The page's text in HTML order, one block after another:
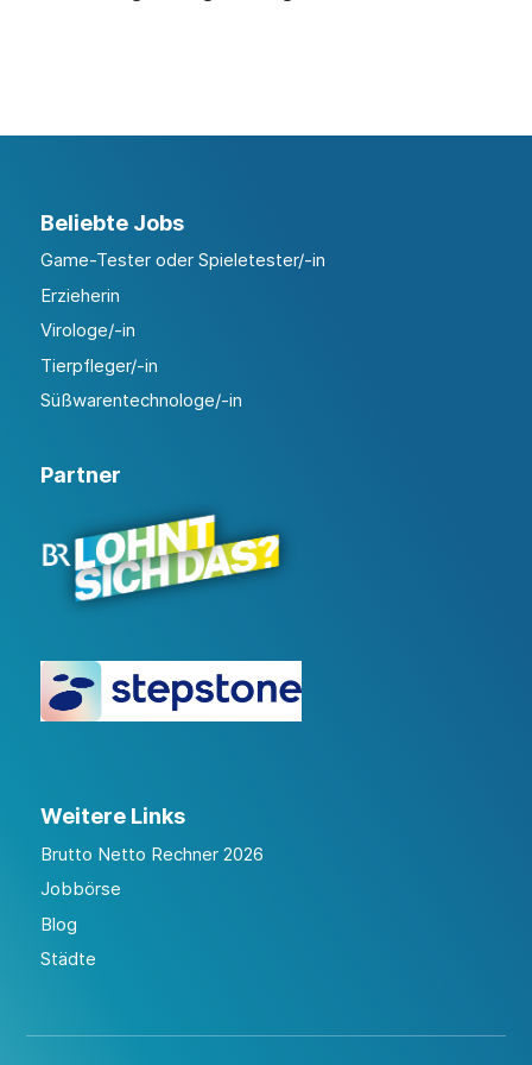
Beliebte Jobs
Game-Tester oder Spieletester/-in
Erzieherin
Virologe/-in
Tierpfleger/-in
Süßwarentechnologe/-in
Partner
Weitere Links
Brutto Netto Rechner 2026
Jobbörse
Blog
Städte